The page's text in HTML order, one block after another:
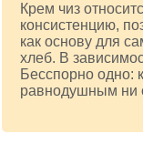
Крем чиз
консистенцию,
как основу для
хлеб. В
Бесспорно одно:
равнодушным ни